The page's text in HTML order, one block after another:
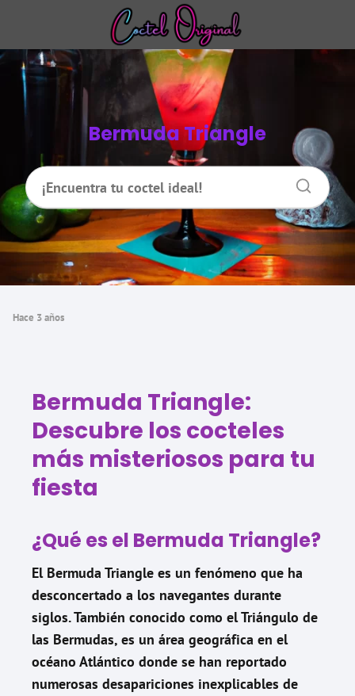
Bermuda Triangle
hace 3 años
Bermuda Triangle:
Descubre los cocteles
más misteriosos para tu
fiesta
¿Qué es el Bermuda Triangle?
El Bermuda Triangle es un fenómeno que ha
desconcertado a los navegantes durante
siglos. También conocido como el Triángulo de
las Bermudas, es un área geográfica en el
océano Atlántico donde se han reportado
numerosas desapariciones inexplicables de